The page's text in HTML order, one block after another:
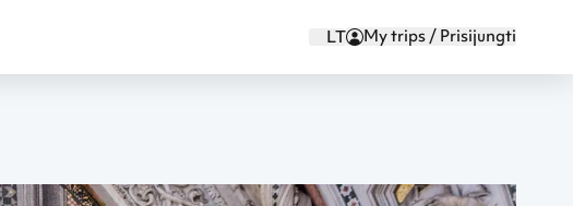
LT My trips / Prisijungti